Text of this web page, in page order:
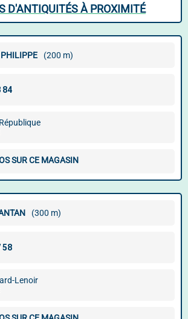
D'ANTIQUITÉS À PROXIMITÉ
(200 m)
SUR CE MAGASIN
(300 m)
Lenoir